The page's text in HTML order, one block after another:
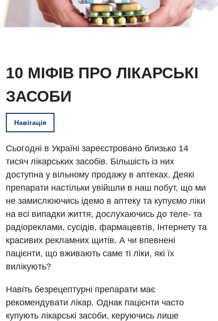
10 МІФІВ ПРО ЛІКАРСЬКІ
ЗАСОБИ
Навігація
Сьогодні в Україні зареєстровано близько 14
тисяч лікарських засобів. Більшість із них
доступна у вільному продажу в аптеках. Деякі
препарати настільки увійшли в наш побут, що ми
не замислюючись ідемо в аптеку та купуємо ліки
на всі випадки життя, дослухаючись до теле- та
радіореклами, сусідів, фармацевтів, Інтернету та
красивих рекламних щитів. А чи впевнені
пацієнти, що вживають саме ті ліки, які їх
вилікують?
Навіть безрецептурні препарати має
рекомендувати лікар. Однак пацієнти часто
купують лікарські засоби, керуючись лише